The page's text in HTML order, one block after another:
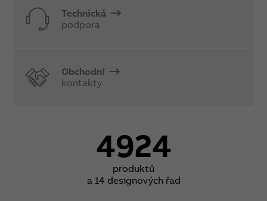
Technická
podpora
Obchodní
kontakty
4924
produktů
a 14 designových řad